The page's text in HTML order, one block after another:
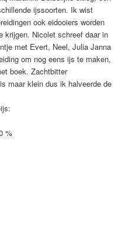
ijssoorten. Ik wist
ook eidooiers worden
krijgen. Nicolet schreef daar in
met Evert, Neel, Julia Janna
om nog eens ijs te maken,
boek. Zachtbitter
maar klein dus ik halveerde de
%